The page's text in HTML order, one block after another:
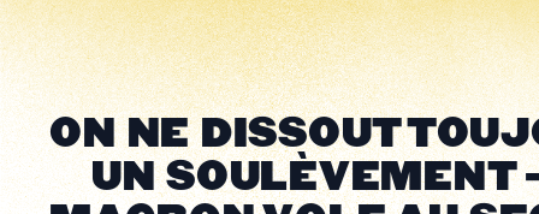
ON NE DISSOUT
UN SOULÈVEMENT